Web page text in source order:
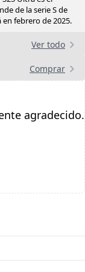
de la serie S de
en febrero de 2025.
Ver todo
Comprar
agradecido.